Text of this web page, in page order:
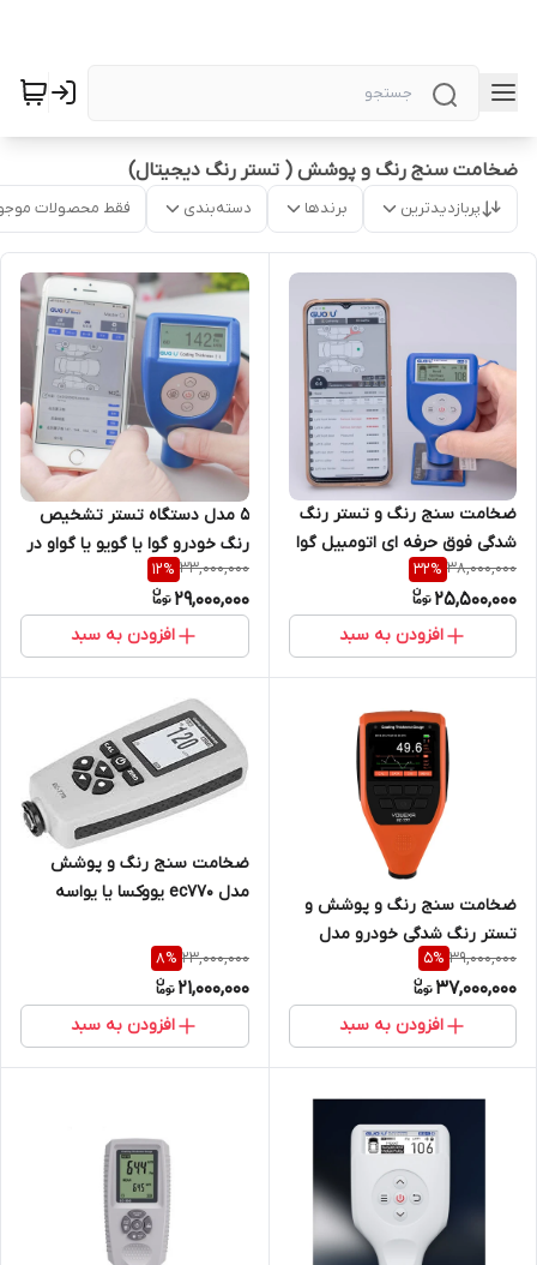
ضخامت سنج رنگ و پوشش ( تستر رنگ دیجیتال)
پربازدیدترین برندها دسته‌بندی فقط محصولات
ضخامت سنج رنگ و تستر رنگ
شدگی فوق حرفه ای اتومبیل گوا
آخرین ورژن ( نمایندگی اصلی)
38,000,000
32%
25,500,000
افزودن به سبد
5 مدل دستگاه تستر تشخیص
رنگ خودرو گوا یا گویو یا گواو در
پنج مدل مختلف ( ضخامت
سنج رنگ)
33,000,000
12%
29,000,000
افزودن به سبد
ضخامت سنج رنگ و پوشش و
تستر رنگ شدگی خودرو مدل
ec777 طرح الکومتر ( نمایندگی
اصلی جوش آزما تجهیز
09120741826)
39,000,000
5%
37,000,000
افزودن به سبد
ضخامت سنج رنگ و پوشش
مدل ec770 یووکسا یا یواسه
رنگ صنعتی و خودرو نمایندگی
جوش آزما تجهیز 09120741826))
23,000,000
8%
21,000,000
افزودن به سبد